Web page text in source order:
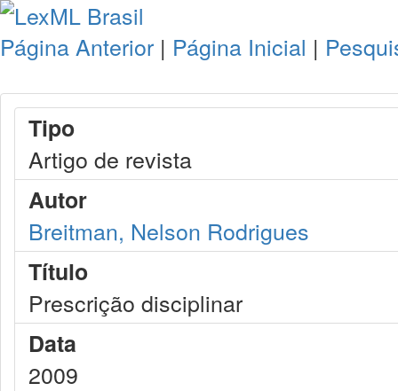
Página Anterior | Página Inicial |
Tipo
Artigo de revista
Autor
Breitman, Nelson Rodrigues
Título
Prescrição disciplinar
Data
2009